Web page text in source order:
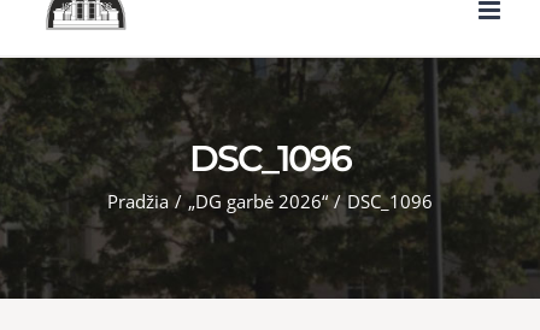
DSC_1096
Pradžia / „DG garbė 2026“ / DSC_1096